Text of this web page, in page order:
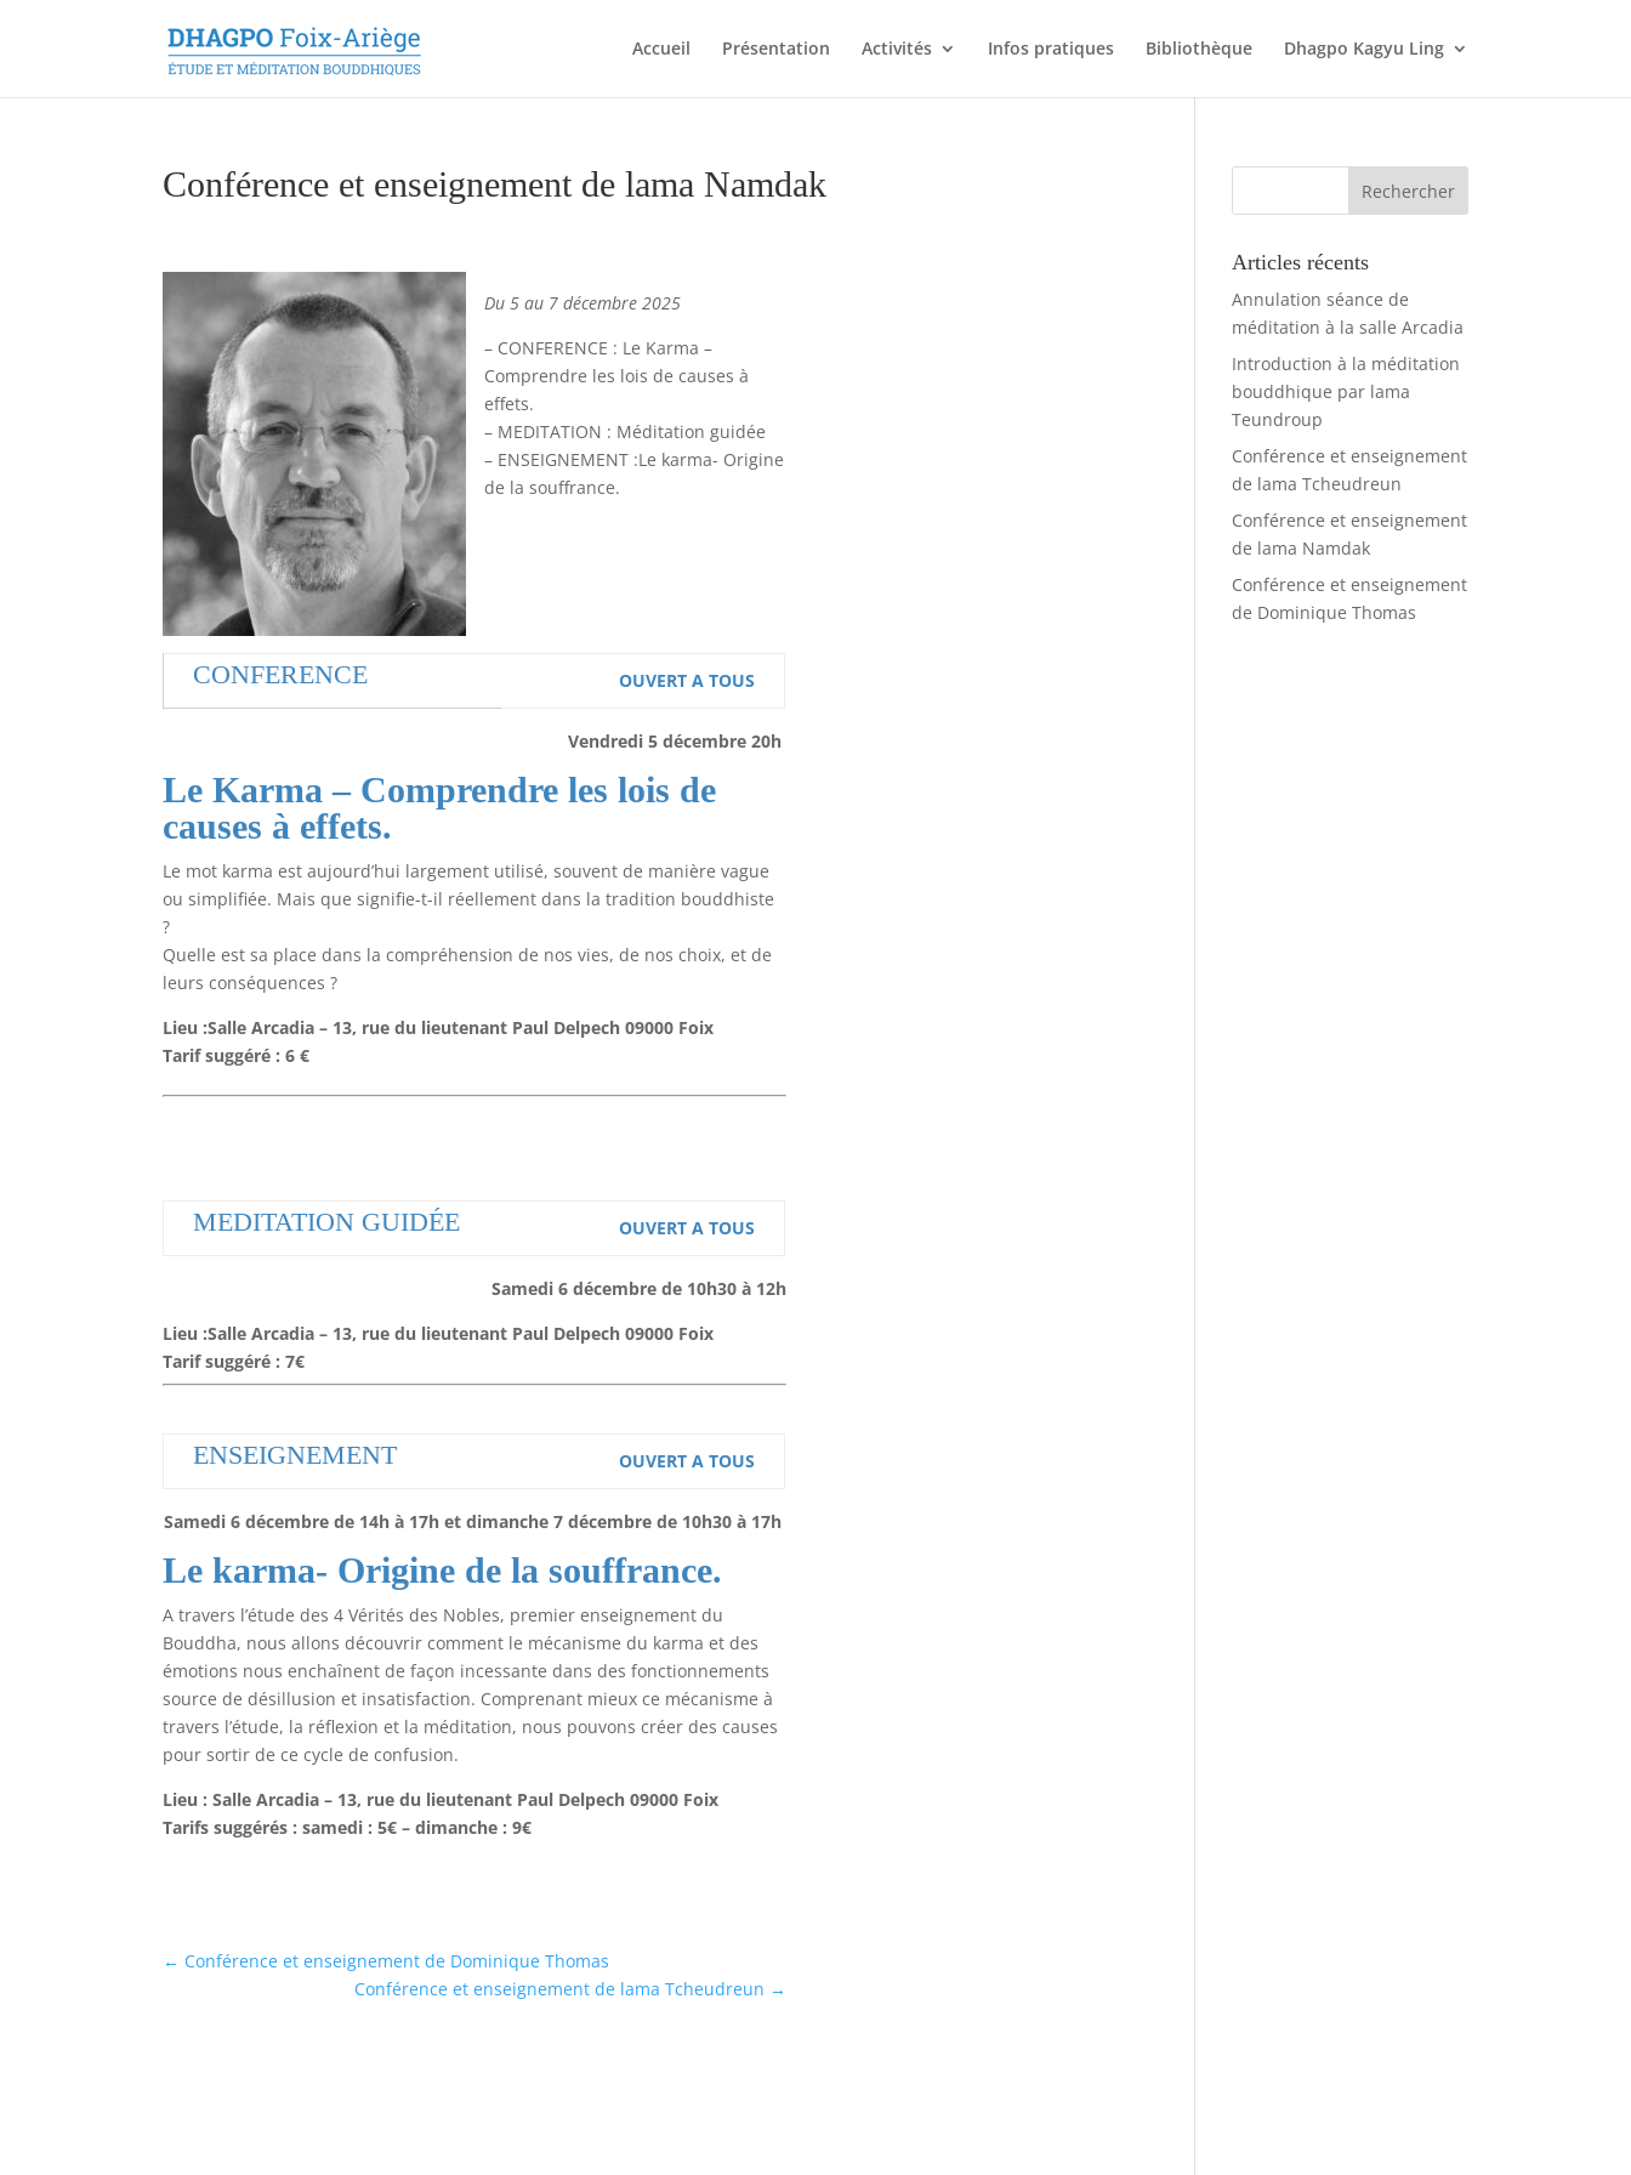
Accueil Présentation Activités Infos pratiques Bibliothèque Dhagpo Kagyu Ling
Conférence et enseignement de lama Namdak
Du 5 au 7 décembre 2025
– CONFERENCE : Le Karma –
Comprendre les lois de causes à
effets.
– MEDITATION : Méditation guidée
– ENSEIGNEMENT :Le karma- Origine
de la souffrance.
CONFERENCE OUVERT A TOUS
Vendredi 5 décembre 20h
Le Karma – Comprendre les lois de
causes à effets.
Le mot karma est aujourd’hui largement utilisé, souvent de manière vague
ou simplifiée. Mais que signifie-t-il réellement dans la tradition bouddhiste
?
Quelle est sa place dans la compréhension de nos vies, de nos choix, et de
leurs conséquences ?
Lieu :Salle Arcadia – 13, rue du lieutenant Paul Delpech 09000 Foix
Tarif suggéré : 6 €
MEDITATION GUIDÉE OUVERT A TOUS
Samedi 6 décembre de 10h30 à 12h
Lieu :Salle Arcadia – 13, rue du lieutenant Paul Delpech 09000 Foix
Tarif suggéré : 7€
ENSEIGNEMENT OUVERT A TOUS
Samedi 6 décembre de 14h à 17h et dimanche 7 décembre de 10h30 à 17h
Le karma- Origine de la souffrance.
A travers l’étude des 4 Vérités des Nobles, premier enseignement du
Bouddha, nous allons découvrir comment le mécanisme du karma et des
émotions nous enchaînent de façon incessante dans des fonctionnements
source de désillusion et insatisfaction. Comprenant mieux ce mécanisme à
travers l’étude, la réflexion et la méditation, nous pouvons créer des causes
pour sortir de ce cycle de confusion.
Lieu : Salle Arcadia – 13, rue du lieutenant Paul Delpech 09000 Foix
Tarifs suggérés : samedi : 5€ – dimanche : 9€
← Conférence et enseignement de Dominique Thomas
Conférence et enseignement de lama Tcheudreun →
Articles récents
Annulation séance de
méditation à la salle Arcadia
Introduction à la méditation
bouddhique par lama
Teundroup
Conférence et enseignement
de lama Tcheudreun
Conférence et enseignement
de lama Namdak
Conférence et enseignement
de Dominique Thomas